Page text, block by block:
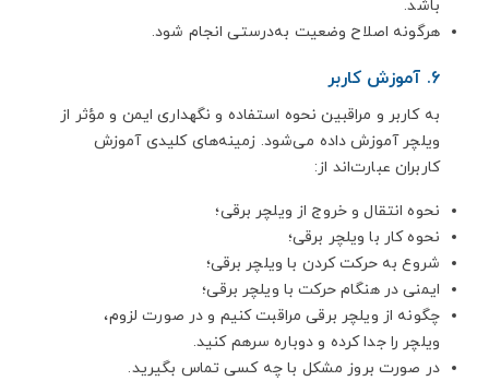
باشد.
هرگونه اصلاح وضعیت به‌درستی انجام شود.
6. آموزش کاربر
به کاربر و مراقبین نحوه استفاده و نگهداری ایمن و مؤثر از
ویلچر آموزش داده می‌شود. زمینه‌های کلیدی آموزش
کاربران عبارت‌اند از:
نحوه انتقال و خروج از ویلچر برقی؛
نحوه کار با ویلچر برقی؛
شروع به حرکت کردن با ویلچر برقی؛
ایمنی در هنگام حرکت با ویلچر برقی؛
چگونه از ویلچر برقی مراقبت کنیم و در صورت لزوم،
ویلچر را جدا کرده و دوباره سرهم کنید.
در صورت بروز مشکل با چه کسی تماس بگیرید.